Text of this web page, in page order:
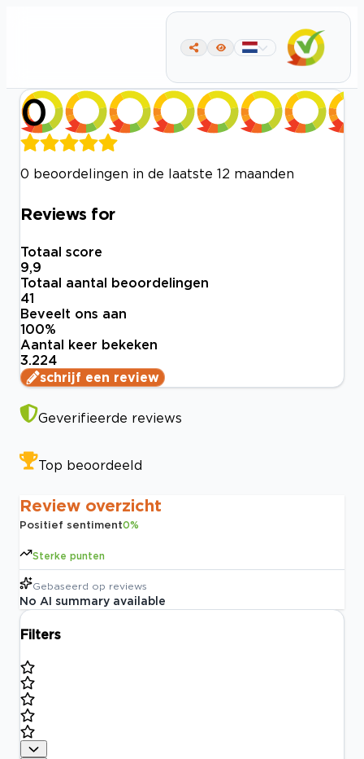
0
0 beoordelingen in de laatste 12 maanden
Reviews for
Totaal score
9,9
Totaal aantal beoordelingen
41
Beveelt ons aan
100%
Aantal keer bekeken
3.224
schrijf een review
Geverifieerde reviews
Top beoordeeld
Review overzicht
Positief sentiment0%
Sterke punten
Gebaseerd op reviews
No AI summary available
Filters